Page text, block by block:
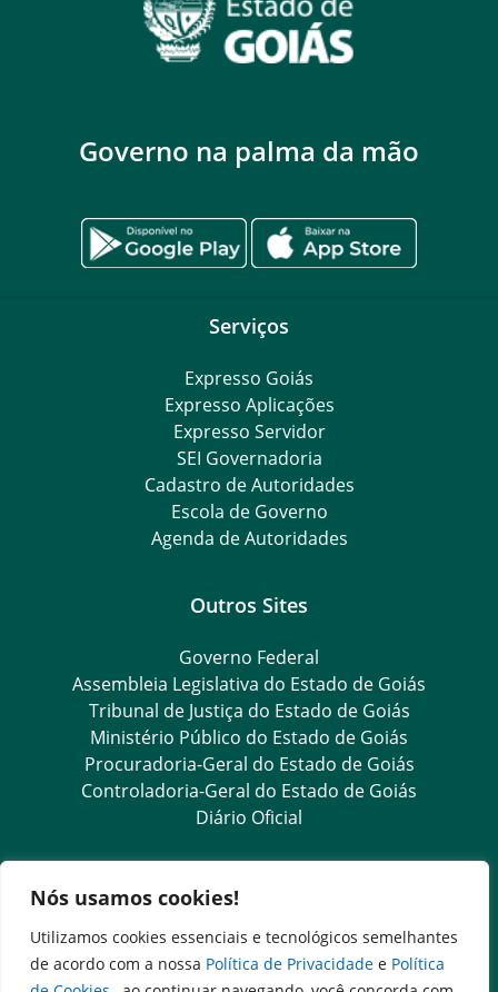
Nós usamos cookies!
Utilizamos cookies essenciais e tecnológicos semelhantes
de acordo com a nossa Política de Privacidade e Política
Governo na palma da mão
Serviços
Expresso Goiás
Expresso Aplicações
Expresso Servidor
SEI Governadoria
Cadastro de Autoridades
Escola de Governo
Agenda de Autoridades
Outros Sites
Governo Federal
Assembleia Legislativa do Estado de Goiás
Tribunal de Justiça do Estado de Goiás
Ministério Público do Estado de Goiás
Procuradoria-Geral do Estado de Goiás
Controladoria-Geral do Estado de Goiás
Diário Oficial
Transparência e Ouvidoria
LGPD
Goiás Transparência